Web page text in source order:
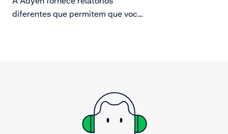
diferentes que permitem que você